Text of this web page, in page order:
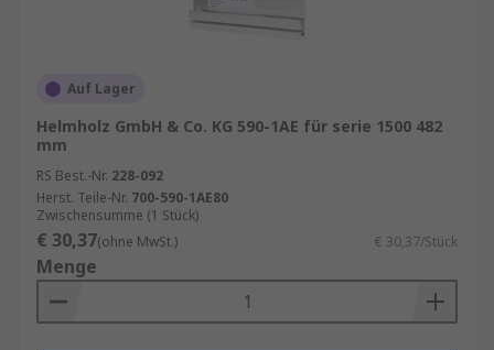
Auf Lager
Helmholz GmbH & Co. KG 590-1AE für serie 1500 482
mm
RS Best.-Nr. 228-092
Herst. Teile-Nr. 700-590-1AE80
Zwischensumme (1 Stück)
€ 30,37(ohne MwSt.) € 30,37/Stück
Menge